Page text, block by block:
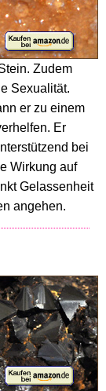
Zudem
Sexualität.
er zu einem
Er
bei
Wirkung auf
Gelassenheit
angehen.